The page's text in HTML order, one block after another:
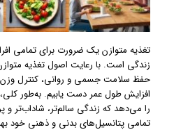
تغذیه متوازن یک ضرورت برای تمامی
زندگی است. با رعایت اصول تغذیه
حفظ سلامت جسمی و روانی، کنترل وزن،
افزایش طول عمر دست یابیم. به‌طور کلی،
را می‌دهد که زندگی سالم‌تر، شاداب‌تر و
تمامی پتانسیل‌های بدنی و ذهنی خود